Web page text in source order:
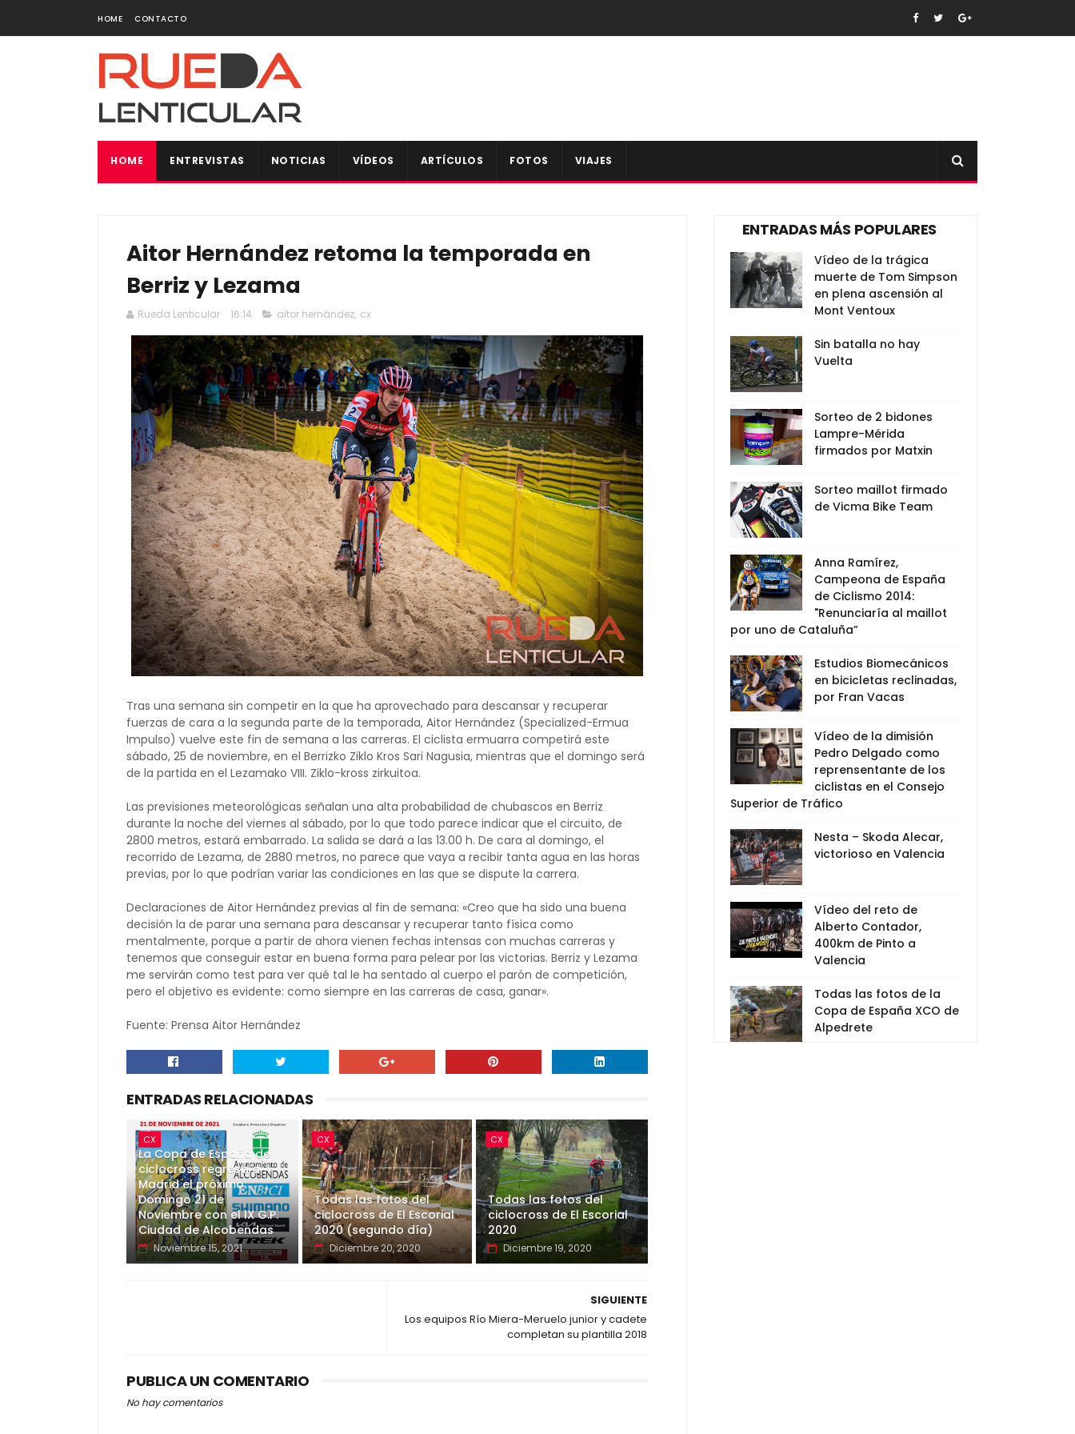
HOME CONTACTO
HOME ENTREVISTAS NOTICIAS VÍDEOS ARTÍCULOS FOTOS VIAJES
Aitor Hernández retoma la temporada en
Berriz y Lezama
Rueda Lenticular 16:14 aitor hernández, cx
Tras una semana sin competir en la que ha aprovechado para descansar y recuperar
fuerzas de cara a la segunda parte de la temporada, Aitor Hernández (Specialized-Ermua
Impulso) vuelve este fin de semana a las carreras. El ciclista ermuarra competirá este
sábado, 25 de noviembre, en el Berrizko Ziklo Kros Sari Nagusia, mientras que el domingo será
de la partida en el Lezamako VIII. Ziklo-kross zirkuitoa.
Las previsiones meteorológicas señalan una alta probabilidad de chubascos en Berriz
durante la noche del viernes al sábado, por lo que todo parece indicar que el circuito, de
2800 metros, estará embarrado. La salida se dará a las 13.00 h. De cara al domingo, el
recorrido de Lezama, de 2880 metros, no parece que vaya a recibir tanta agua en las horas
previas, por lo que podrían variar las condiciones en las que se dispute la carrera.
Declaraciones de Aitor Hernández previas al fin de semana: «Creo que ha sido una buena
decisión la de parar una semana para descansar y recuperar tanto física como
mentalmente, porque a partir de ahora vienen fechas intensas con muchas carreras y
tenemos que conseguir estar en buena forma para pelear por las victorias. Berriz y Lezama
me servirán como test para ver qué tal le ha sentado al cuerpo el parón de competición,
pero el objetivo es evidente: como siempre en las carreras de casa, ganar».
Fuente: Prensa Aitor Hernández
ENTRADAS RELACIONADAS
CX
La Copa de España de
ciclocross regresa a
Madrid el próximo
Domingo 21 de
Noviembre con el IX G.P.
Ciudad de Alcobendas
Noviembre 15, 2021
CX
Todas las fotos del
ciclocross de El Escorial
2020 (segundo día)
Diciembre 20, 2020
CX
Todas las fotos del
ciclocross de El Escorial
2020
Diciembre 19, 2020
SIGUIENTE
Los equipos Río Miera-Meruelo junior y cadete
completan su plantilla 2018
PUBLICA UN COMENTARIO
No hay comentarios
ENTRADAS MÁS POPULARES
Vídeo de la trágica
muerte de Tom Simpson
en plena ascensión al
Mont Ventoux
Sin batalla no hay
Vuelta
Sorteo de 2 bidones
Lampre-Mérida
firmados por Matxin
Sorteo maillot firmado
de Vicma Bike Team
Anna Ramírez,
Campeona de España
de Ciclismo 2014:
"Renunciaría al maillot
por uno de Cataluña”
Estudios Biomecánicos
en bicicletas reclinadas,
por Fran Vacas
Vídeo de la dimisión
Pedro Delgado como
reprensentante de los
ciclistas en el Consejo
Superior de Tráfico
Nesta – Skoda Alecar,
victorioso en Valencia
Vídeo del reto de
Alberto Contador,
400km de Pinto a
Valencia
Todas las fotos de la
Copa de España XCO de
Alpedrete